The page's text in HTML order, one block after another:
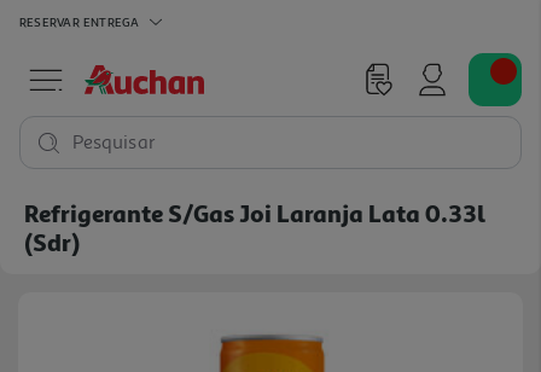
RESERVAR ENTREGA
Pesquisar
Refrigerante S/gas Joi Laranja Lata 0.33l
(sdr)